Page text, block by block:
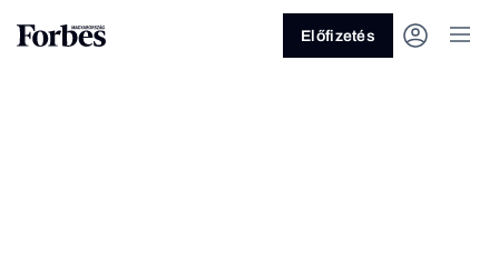
Előfizetés